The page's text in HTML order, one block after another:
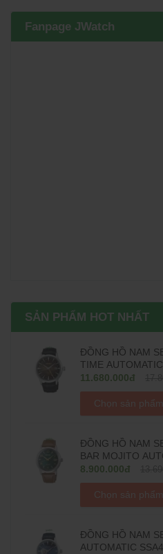
Fanpage JWatch
SẢN PHẨM HOT NHẤT
ĐỒNG HỒ NAM
TIME
11.680.000đ
Chọn sản phẩm
ĐỒNG HỒ NAM
BAR MOJITO
38.5MM
8.900.000đ
Chọn sản phẩm
ĐỒNG HỒ NAM
AUTOMATIC